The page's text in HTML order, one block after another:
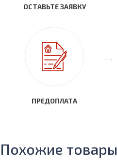
ОСТАВЬТЕ ЗАЯВКУ
ПРЕДОПЛАТА
Похожие товары